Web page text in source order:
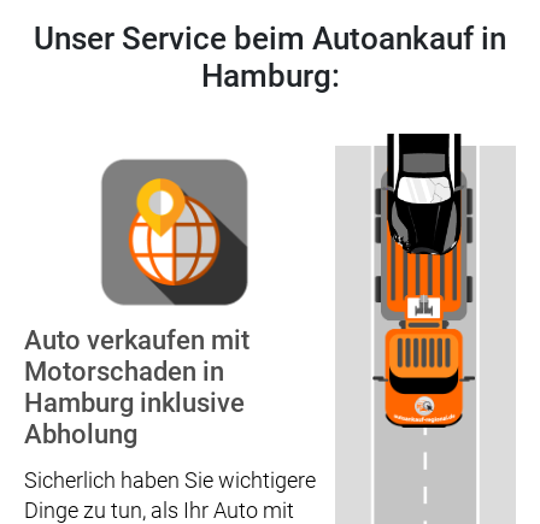
Unser Service beim Autoankauf in
Hamburg:
Auto verkaufen mit
Motorschaden in
Hamburg inklusive
Abholung
Sicherlich haben Sie wichtigere
Dinge zu tun, als Ihr Auto mit